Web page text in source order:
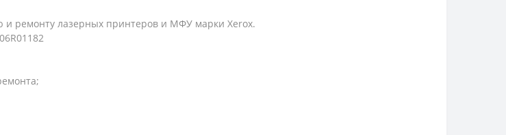
и ремонту лазерных принтеров и МФУ марки Xerox.